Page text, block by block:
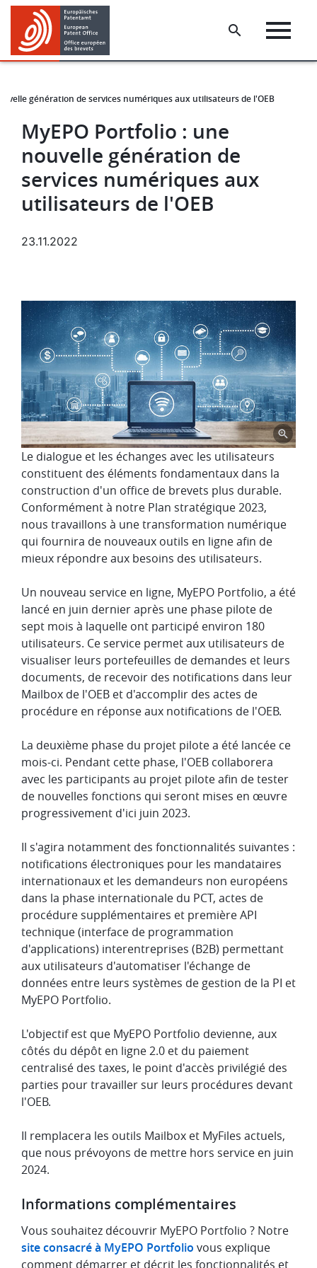
Skip
main
content
Skip
footer
génération de services numériques aux utilisateurs de l'OEB
MyEPO Portfolio : une
nouvelle génération de
services numériques aux
utilisateurs de l'OEB
23.11.2022
Le dialogue et les échanges avec les utilisateurs
constituent des éléments fondamentaux dans la
construction d'un office de brevets plus durable.
Conformément à notre Plan stratégique 2023,
nous travaillons à une transformation numérique
qui fournira de nouveaux outils en ligne afin de
mieux répondre aux besoins des utilisateurs.
Un nouveau service en ligne, MyEPO Portfolio, a été
lancé en juin dernier après une phase pilote de
sept mois à laquelle ont participé environ 180
utilisateurs. Ce service permet aux utilisateurs de
visualiser leurs portefeuilles de demandes et leurs
documents, de recevoir des notifications dans leur
Mailbox de l'OEB et d'accomplir des actes de
procédure en réponse aux notifications de l'OEB.
La deuxième phase du projet pilote a été lancée ce
mois-ci. Pendant cette phase, l'OEB collaborera
avec les participants au projet pilote afin de tester
de nouvelles fonctions qui seront mises en œuvre
progressivement d'ici juin 2023.
Il s'agira notamment des fonctionnalités suivantes :
notifications électroniques pour les mandataires
internationaux et les demandeurs non européens
dans la phase internationale du PCT, actes de
procédure supplémentaires et première API
technique (interface de programmation
d'applications) interentreprises (B2B) permettant
aux utilisateurs d'automatiser l'échange de
données entre leurs systèmes de gestion de la PI et
MyEPO Portfolio.
L'objectif est que MyEPO Portfolio devienne, aux
côtés du dépôt en ligne 2.0 et du paiement
centralisé des taxes, le point d'accès privilégié des
parties pour travailler sur leurs procédures devant
l'OEB.
Il remplacera les outils Mailbox et MyFiles actuels,
que nous prévoyons de mettre hors service en juin
2024.
Informations complémentaires
Vous souhaitez découvrir MyEPO Portfolio ? Notre
site consacré à MyEPO Portfolio vous explique
comment démarrer et décrit les fonctionnalités et